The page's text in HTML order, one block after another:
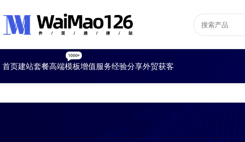
首页建站套餐高端模板
1000+
增值服务经验分享外贸获客